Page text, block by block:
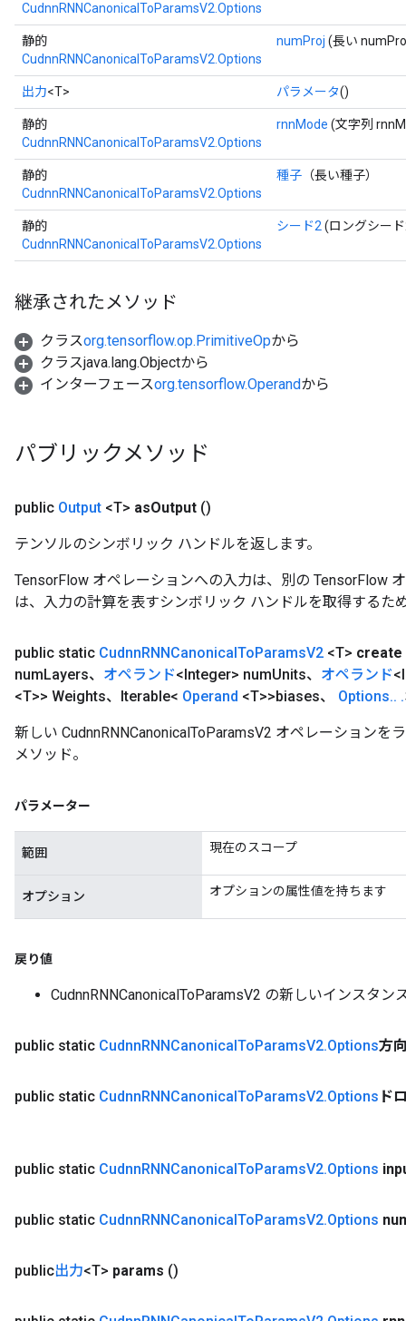
CudnnRNNCanonicalToParamsV2.Options
静的
CudnnRNNCanonicalToParamsV2.Options
numProj (長い
出力<T> パラメータ()
静的
CudnnRNNCanonicalToParamsV2.Options
rnnMode (文字列
静的
CudnnRNNCanonicalToParamsV2.Options
種子 （長い種子）
静的
CudnnRNNCanonicalToParamsV2.Options
シード2 (ロングシー
継承されたメソッド
クラスorg.tensorflow.op.PrimitiveOpから
クラスjava.lang.Objectから
インターフェースorg.tensorflow.Operandから
パブリックメソッド
public Output <T> asOutput ()
テンソルのシンボリック ハンドルを返します。
TensorFlow オペレーションへの入力は、別の TensorFlow
は、入力の計算を表すシンボリック ハンドルを取得するた
public static CudnnRNNCanonicalToParamsV2 <T> create
numLayers、 オペランド<Integer> numUnits、 オペランド
<T>> Weights、Iterable< Operand <T>>biases、 Options.. .
新しい CudnnRNNCanonicalToParamsV2 オペレーションを
メソッド。
パラメーター
範囲 現在のスコープ
オプション オプションの属性値を持ちます
戻り値
CudnnRNNCanonicalToParamsV2 の新しいインスタン
public static CudnnRNNCanonicalToParamsV2.Options方
public static CudnnRNNCanonicalToParamsV2.Options ド
public static CudnnRNNCanonicalToParamsV2.Options
public static CudnnRNNCanonicalToParamsV2.Options
public出力<T> params ()